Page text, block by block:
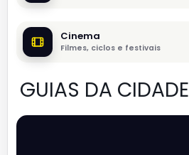
Cinema
Filmes, ciclos e festivais
GUIAS DA CIDADE